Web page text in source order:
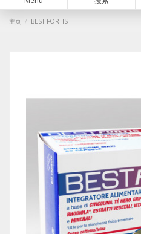
主页 BEST FORTIS